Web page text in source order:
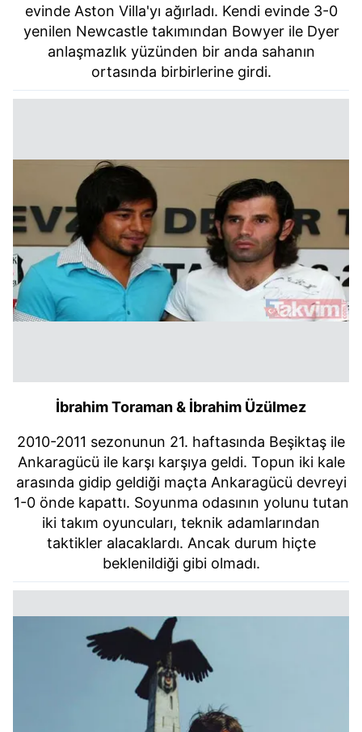
evinde Aston Villa'yı ağırladı. Kendi evinde 3-0
yenilen Newcastle takımından Bowyer ile Dyer
anlaşmazlık yüzünden bir anda sahanın
ortasında birbirlerine girdi.
İbrahim Toraman & İbrahim Üzülmez
2010-2011 sezonunun 21. haftasında Beşiktaş ile
Ankaragücü ile karşı karşıya geldi. Topun iki kale
arasında gidip geldiği maçta Ankaragücü devreyi
1-0 önde kapattı. Soyunma odasının yolunu tutan
iki takım oyuncuları, teknik adamlarından
taktikler alacaklardı. Ancak durum hiçte
beklenildiği gibi olmadı.